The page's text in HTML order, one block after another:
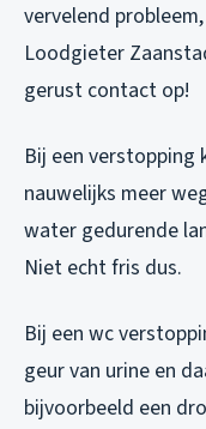
vervelend
Loodgieter
gerust contact op!
Bij een
nauwelijks meer
water gedurende
Niet echt fris dus.
Bij een wc
geur van urine en
bijvoorbeeld een